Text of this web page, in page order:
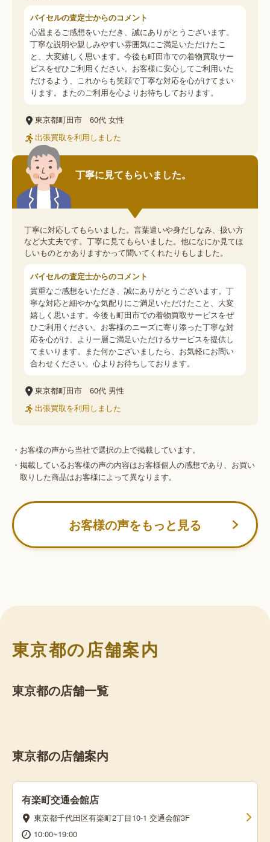
バイセルの査定士からのコメント
心温まるご感想をいただき、誠にありがとうございます。
丁寧な説明や親しみやすい雰囲気にご満足いただけたこ
と、大変嬉しく思います。今後も町田市での着物買取サー
ビスをぜひご利用ください。お客様に安心してご利用いた
だけるよう、これからも笑顔で丁寧な対応を心がけてまい
ります。またのご利用を心よりお待ちしております。
東京都町田市 60代 女性
出張買取を利用しました
丁寧に見てもらいました。
丁寧に対応してもらいました。言葉遣いや身だしなみ、扱い方
など大丈夫です。丁寧に見てもらいました。他になにか見てほ
しいものとかありますかって聞いてくれたりもしました。
バイセルの査定士からのコメント
貴重なご感想をいただき、誠にありがとうございます。丁
寧な対応と細やかな気配りにご満足いただけたこと、大変
嬉しく思います。今後も町田市での着物買取サービスをぜ
ひご利用ください。お客様のニーズに寄り添った丁寧な対
応を心がけ、より一層ご満足いただけるサービスを提供し
てまいります。また何かございましたら、お気軽にお問い
合わせください。心よりお待ちしております。
東京都町田市 60代 男性
出張買取を利用しました
・お客様の声から当社で選択の上で掲載しています。
・掲載しているお客様の声の内容はお客様個人の感想であり、お買い
取りした商品はお客様によって異なります。
お客様の声をもっと見る
東京都の店舗案内
東京都の店舗一覧
東京都の店舗案内
有楽町交通会館店
東京都千代田区有楽町2丁目10-1 交通会館3F
10:00~19:00